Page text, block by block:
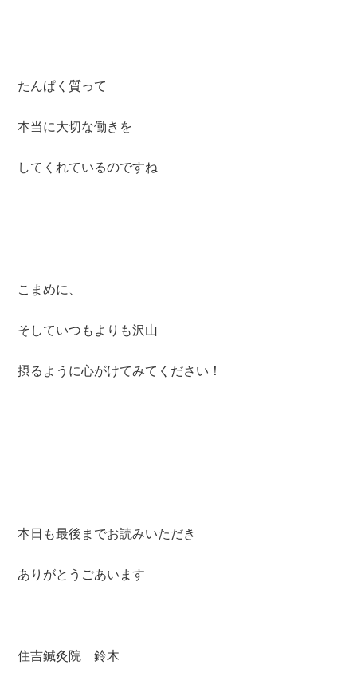
たんぱく質って
本当に大切な働きを
してくれているのですね
こまめに、
そしていつもよりも沢山
摂るように心がけてみてください！
本日も最後までお読みいただき
ありがとうごあいます
住吉鍼灸院 鈴木